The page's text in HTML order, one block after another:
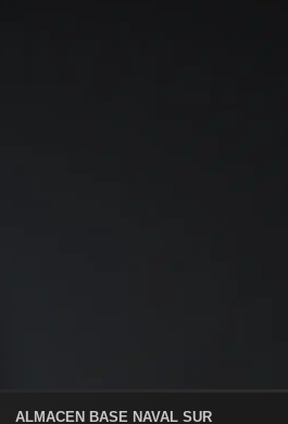
ALMACEN BASE NAVAL SUR